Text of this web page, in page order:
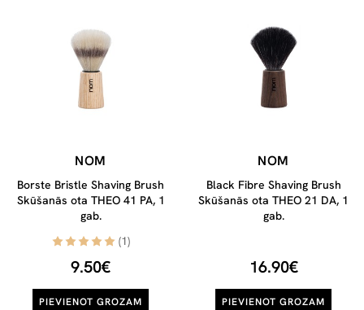
NOM
Borste Bristle Shaving Brush
Skūšanās ota THEO 41 PA, 1
gab.
(1)
9.50€
PIEVIENOT GROZAM
NOM
Black Fibre Shaving Brush
Skūšanās ota THEO 21 DA, 1
gab.
16.90€
PIEVIENOT GROZAM